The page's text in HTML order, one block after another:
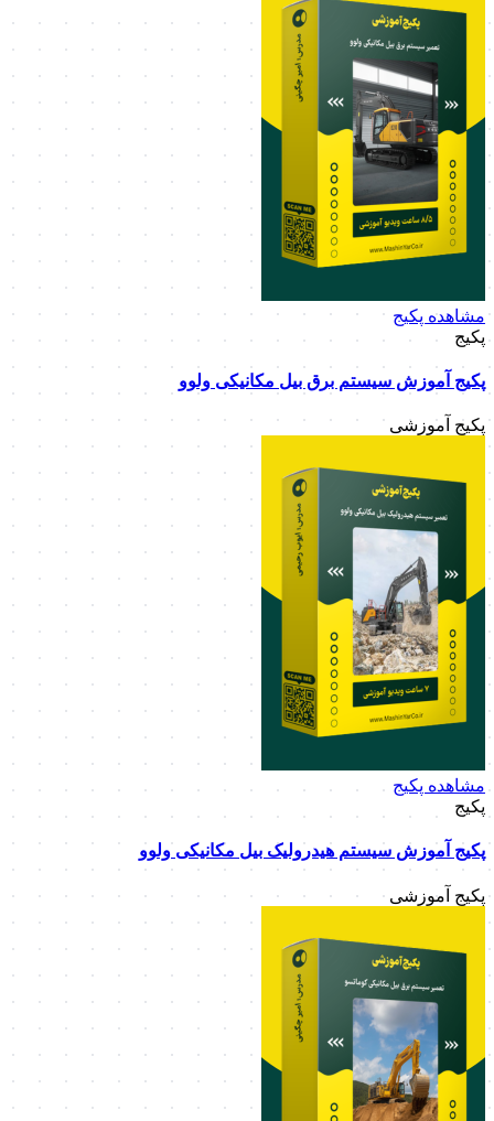
مشاهده پکیج
پکیج
پکیج آموزش سیستم برق بیل مکانیکی ولوو
پکیج آموزشی
مشاهده پکیج
پکیج
پکیج آموزش سیستم هیدرولیک بیل مکانیکی ولوو
پکیج آموزشی